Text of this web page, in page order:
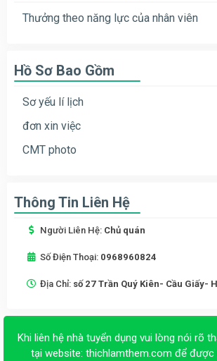
Thưởng theo năng lực của nhân viên
Hồ Sơ Bao Gồm
Sơ yếu lí lịch
đơn xin việc
CMT photo
Thông Tin Liên Hệ
Người Liên Hệ: Chủ quán
Số Điện Thoại: 0968960824
Địa Chỉ: số 27 Trần Quý Kiên- Cầu Giấy-
Khi liên hệ nhà tuyển dụng vui lòng nói rõ
tại website: thichlamthem.com để được